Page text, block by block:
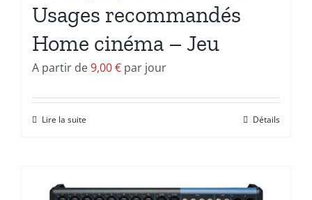
Usages recommandés
Home cinéma – Jeu
A partir de9,00€ par jour
Lire la suite Détails